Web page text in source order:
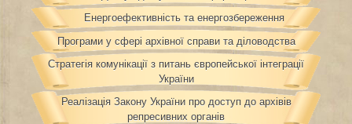
Енергоефективність та енергозбереження
Програми у сфері архівної справи та діловодства
Стратегія комунікації з питань європейської інтеграції
України
Реалізація Закону України про доступ до архівів
репресивних органів